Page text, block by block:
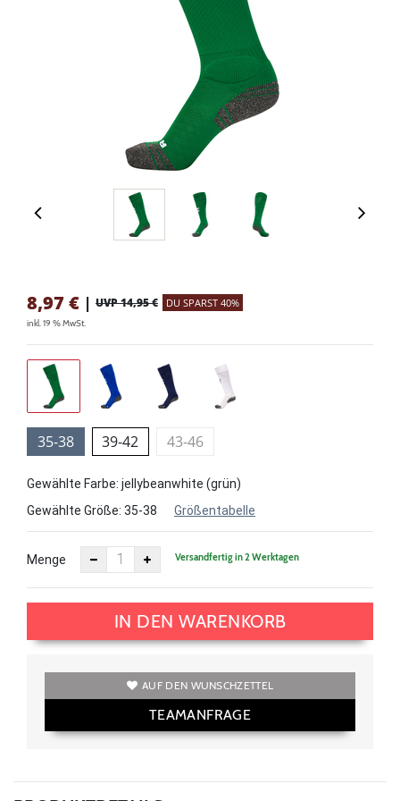
8,97 € | UVP 14,95 € DU SPARST 40%
inkl. 19 % MwSt.
35-38 39-42 43-46
Gewählte Farbe: jellybeanwhite (grün)
Gewählte Größe: 35-38 Größentabelle
Menge Versandfertig in 2 Werktagen
IN DEN WARENKORB
AUF DEN WUNSCHZETTEL
TEAMANFRAGE